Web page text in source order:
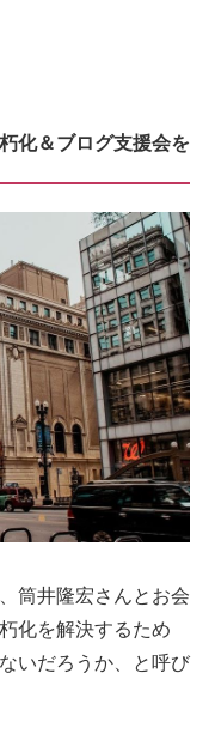
化＆ブログ支援会を
筒井隆宏さんとお会
化を解決するため
いだろうか、と呼び